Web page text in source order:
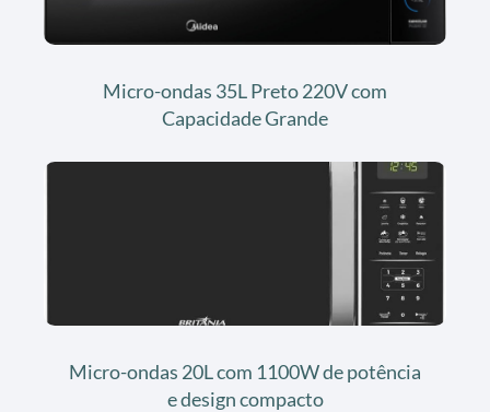
Micro-ondas 35L Preto 220V com
Capacidade Grande
Micro-ondas 20L com 1100W de potência
e design compacto